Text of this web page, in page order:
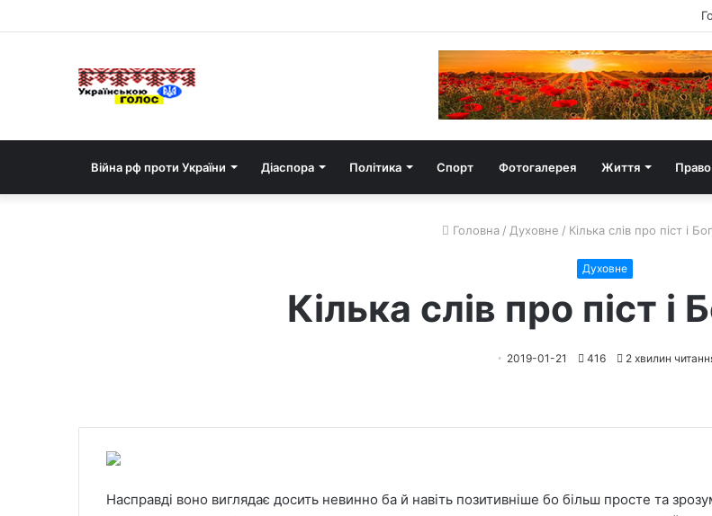
Війна рф проти України Діаспора Політика Спорт Фотогалерея Життя Право
Головна / Духовне / Кілька слів про піст і
Духовне
Кілька слів про піст і
2019-01-21 416 2 хвилин
Насправді воно виглядає досить невинно ба й навіть позитивніше бо більш просте та